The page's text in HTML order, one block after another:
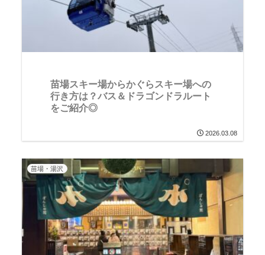
苗場スキー場からかぐらスキー場への
行き方は？バス＆ドラゴンドラルート
をご紹介◎
2026.03.08
苗場・湯沢